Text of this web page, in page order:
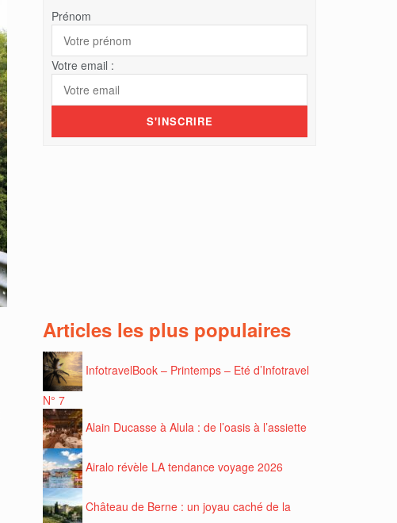
Prénom
Votre email :
Articles les plus populaires
InfotravelBook – Printemps – Eté d’Infotravel
N° 7
Alain Ducasse à Alula : de l’oasis à l’assiette
Airalo révèle LA tendance voyage 2026
Château de Berne : un joyau caché de la